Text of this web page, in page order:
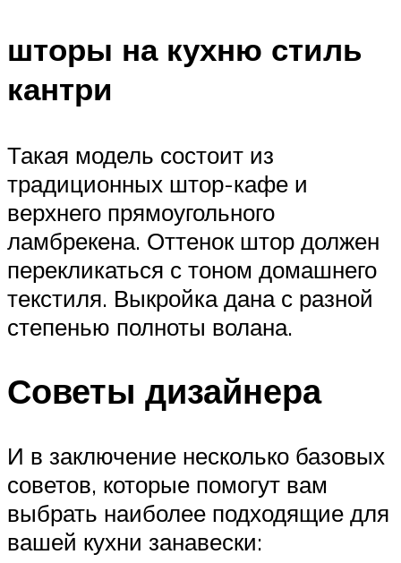
шторы на кухню стиль
кантри
Такая модель состоит из
традиционных штор-кафе и
верхнего прямоугольного
ламбрекена. Оттенок штор должен
перекликаться с тоном домашнего
текстиля. Выкройка дана с разной
степенью полноты волана.
Советы дизайнера
И в заключение несколько базовых
советов, которые помогут вам
выбрать наиболее подходящие для
вашей кухни занавески: